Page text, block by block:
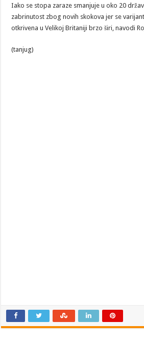
Iako se stopa zaraze smanjuje u oko 20
zabrinutost zbog novih skokova jer se
otkrivena u Velikoj Britaniji brzo širi, navodi
(tanjug)